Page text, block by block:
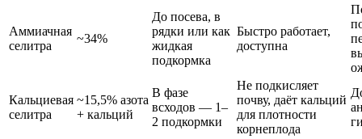
Аммиачная
селитра
~34%
До посева, в
рядки или как
жидкая
подкормка
Быстро работает,
доступна
Кальциевая
селитра
~15,5% азота
+ кальций
В фазе
всходов — 1–
2 подкормки
Не подкисляет
почву, даёт кальций
для плотности
корнеплода